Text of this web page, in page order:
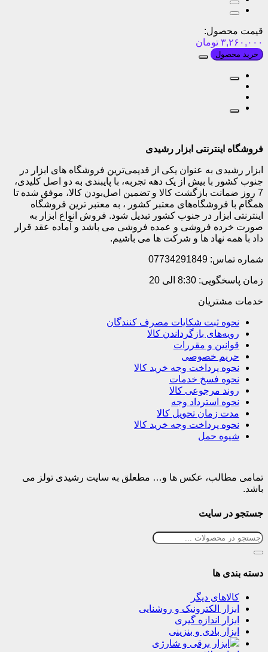
قیمت محصول:
۳,۲۶۰,۰۰۰ تومان
خرید محصول
فروشگاه اینترنتی ابزار رشیدی
ابزار رشیدی به عنوان یکی از قدیمی‌ترین فروشگاه های ابزار در
جنوب کشور با بیش از یک دهه تجربه، با پایبندی به دو اصل کلیدی،
7 روز ضمانت بازگشت کالا و تضمین اصل‌بودن کالا، موفق شده تا
همگام با فروشگاه‌های معتبر کشور ، به معتبر ترین فروشگاه
اینترنتی ابزار در جنوب کشور تبدیل شود. فروش انواع ابزار به
صورت خرده فروشی و عمده فروشی می باشد و آماده عقد قرار
داد با همه نهاد ها و شرکت ها می باشیم.
شماره تماس: 07734291849
زمان پاسخگویی: 8:30 الی 20
خدمات مشتریان
نحوه ثبت شکایات مصرف کنندگان
رویه‌های بازگرداندن کالا
قوانین و مقررات
حریم خصوصی
نحوه پرداخت وجه خرید کالا
نحوه فسخ خدمات
روند مرجوعی کالا
نحوه استرداد وجه
مدت زمان تحویل کالا
نحوه پرداخت وجه خرید کالا
شیوه حمل
تمامی مطالب، عکس ها و… مطعلق به سایت رشیدی تولز می
باشد.
جستجو در سایت
دسته بندی ها
کالاهای دیگر
ابزار الکترونیک و روشنایی
ابزار اندازه گیری
ابزار بادی و بنزینی
ابزار برقی و شارژی